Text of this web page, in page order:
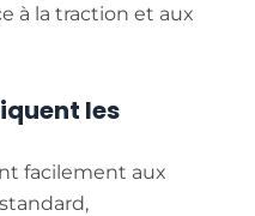
à la traction et aux
les
facilement aux